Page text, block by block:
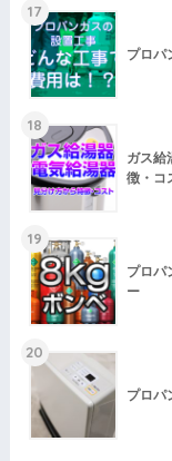
17
プロパ
18
ガス給
徴・コ
19
プロパ
ー
20
プロパ